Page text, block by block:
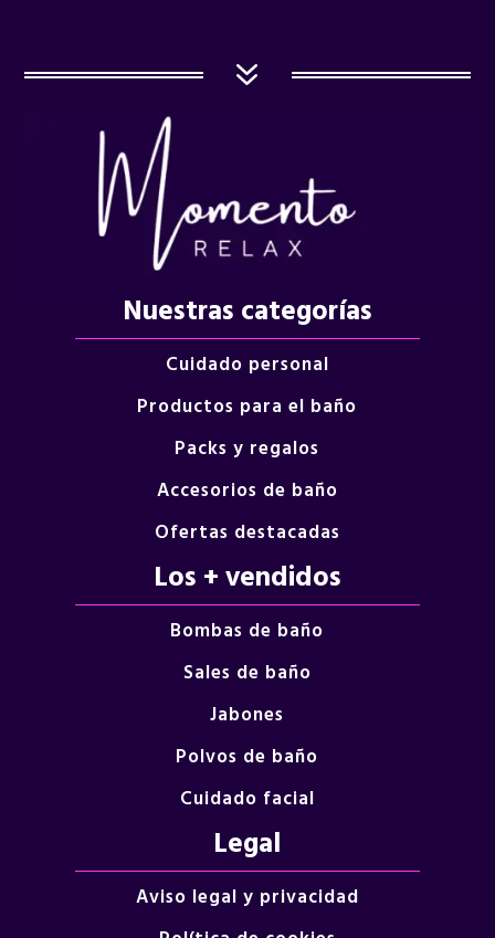
7
Nuestras categorías
Cuidado personal
Productos para el baño
Packs y regalos
Accesorios de baño
Ofertas destacadas
Los + vendidos
Bombas de baño
Sales de baño
Jabones
Polvos de baño
Cuidado facial
Legal
Aviso legal y privacidad